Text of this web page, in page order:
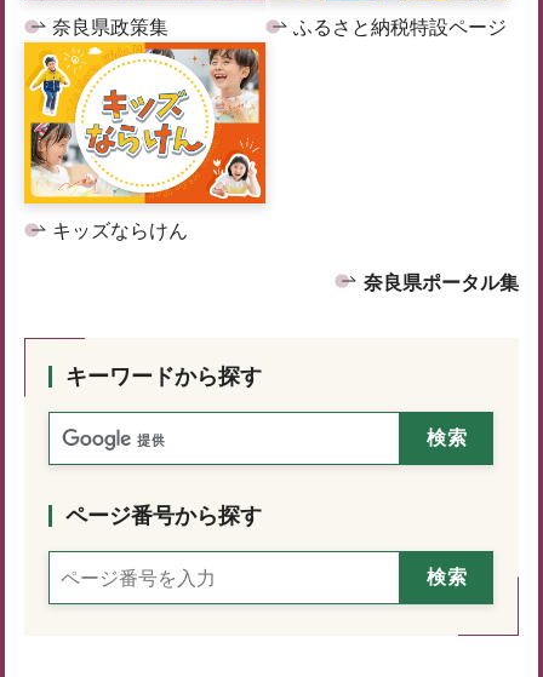
奈良県政策集 ふるさと納税特設ページ
キッズならけん
奈良県ポータル集
キーワードから探す
ページ番号から探す